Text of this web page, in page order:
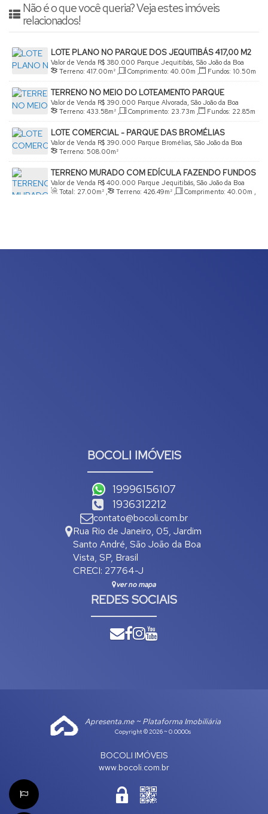
Não é o que você queria? Veja estes imóveis
relacionados!
LOTE PLANO NO PARQUE DOS JEQUITIBÁS 417,00 M2
R$ 380.000
Valor de Venda
Parque Jequitibás, São João da Boa
Vista, São Paulo, Brasil
Terreno: 417.00m² , Comprimento: 40.00m , Fundos: 10.50m
,
Frente: 10.50m , Lado Direito: 40.00m ,
Lado Esquerdo:
40.00m
TERRENO NO MEIO DO LOTEAMENTO PARQUE
ALVORADA 433,00 M²
R$ 390.000
Valor de Venda
Parque Alvorada, São João da Boa
Vista, São Paulo, Brasil
Terreno: 433.58m² , Comprimento: 23.73m , Fundos: 22.85m
,
Frente: 19.13m , Lado Direito: 19.00m ,
Lado Esquerdo:
23.73m
LOTE COMERCIAL - PARQUE DAS BROMÉLIAS
R$ 390.000
Valor de Venda
Parque Bromélias, São João da Boa
Vista, São Paulo, Brasil
Terreno: 508.00m²
TERRENO MURADO COM EDÍCULA FAZENDO FUNDOS
COM BOSQUE MUNICIPAL
R$ 400.000
Valor de Venda
Parque Jequitibás, São João da Boa
Vista, São Paulo, Brasil
Total: 27.00m² , Terreno: 426.49m² , Comprimento: 40.00m ,
BOCOLI IMÓVEIS
19996156107
1936312212
contato@bocoli.com.br
Rua Rio de Janeiro, 05, Jardim
Santo André, São João da Boa
Vista, SP, Brasil
CRECI: 27764-J
ver no mapa
REDES SOCIAIS
Apresenta.me ~ Plataforma Imobiliária
Copyright © 2026 ~ 0.0000s
BOCOLI IMÓVEIS
www.bocoli.com.br